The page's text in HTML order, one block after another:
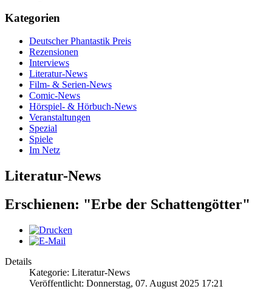
Kategorien
Deutscher Phantastik Preis
Rezensionen
Interviews
Literatur-News
Film- & Serien-News
Comic-News
Hörspiel- & Hörbuch-News
Veranstaltungen
Spezial
Spiele
Im Netz
Literatur-News
Erschienen: "Erbe der Schattengötter"
Details
Kategorie: Literatur-News
Veröffentlicht: Donnerstag, 07. August 2025 17:21